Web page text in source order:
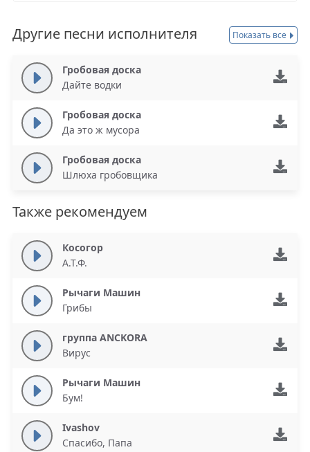
Другие песни исполнителя Показать все
Гробовая доска
Дайте водки
Гробовая доска
Да это ж мусора
Гробовая доска
Шлюха гробовщика
Также рекомендуем
Косогор
А.Т.Ф.
Рычаги Машин
Грибы
группа ANCKORA
Вирус
Рычаги Машин
Бум!
Ivashov
Спасибо, Папа